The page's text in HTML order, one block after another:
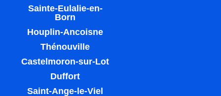
Sainte-Eulalie-en-
Born
Houplin-Ancoisne
Thénouville
Castelmoron-sur-Lot
Duffort
Saint-Ange-le-Viel